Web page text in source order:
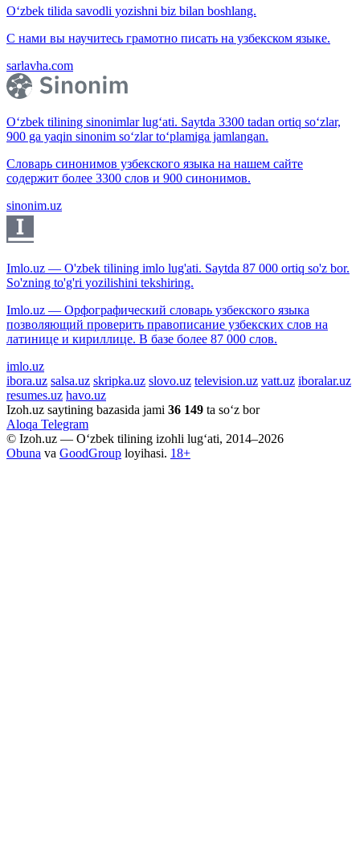
O‘zbek tilida savodli yozishni biz bilan boshlang.
С нами вы научитесь грамотно писать на узбекском языке.
sarlavha.com
O‘zbek tilining sinonimlar lug‘ati. Saytda 3300 tadan ortiq so‘zlar,
900 ga yaqin sinonim so‘zlar to‘plamiga jamlangan.
Словарь синонимов узбекского языка на нашем сайте
содержит более 3300 слов и 900 синонимов.
sinonim.uz
Imlo.uz — O'zbek tilining imlo lug'ati. Saytda 87 000 ortiq so'z bor.
So'zning to'g'ri yozilishini tekshiring.
Imlo.uz — Орфографический словарь узбекского языка
позволяющий проверить правописание узбекских слов на
латинице и кириллице. В базе более 87 000 слов.
imlo.uz
ibora.uz salsa.uz skripka.uz slovo.uz television.uz vatt.uz iboralar.uz
resumes.uz havo.uz
Izoh.uz saytining bazasida jami 36 149 ta so‘z bor
Aloqa Telegram
© Izoh.uz — O‘zbek tilining izohli lug‘ati, 2014–2026
Obuna va GoodGroup loyihasi. 18+